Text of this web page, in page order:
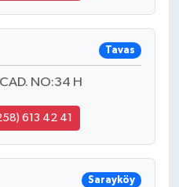
Tavas
NO:34 H
613 42 41
Sarayköy